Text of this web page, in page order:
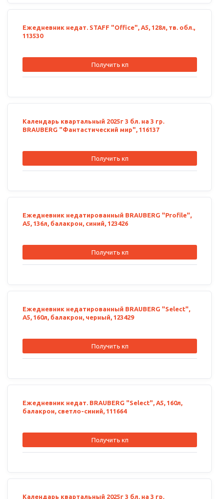
Ежедневник недат. STAFF "Office", А5, 128л, тв. обл.,
113530
Получить кп
Календарь квартальный 2025г 3 бл. на 3 гр.
BRAUBERG "Фантастический мир", 116137
Получить кп
Ежедневник недатированный BRAUBERG "Profile",
А5, 136л, балакрон, синий, 123426
Получить кп
Ежедневник недатированный BRAUBERG "Select",
А5, 160л, балакрон, черный, 123429
Получить кп
Ежедневник недат. BRAUBERG "Select", А5, 160л,
балакрон, светло-синий, 111664
Получить кп
Календарь квартальный 2025г 3 бл. на 3 гр.